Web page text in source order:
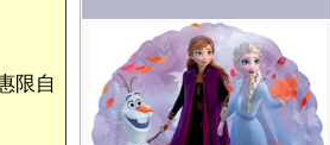
限自